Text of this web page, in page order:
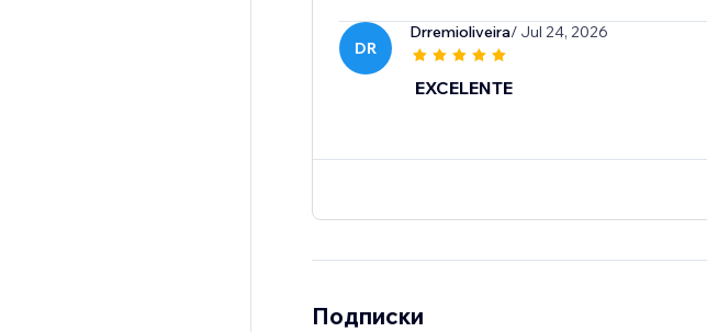
DR
Drremioliveira/ Jul 24, 2026
EXCELENTE
Подписки